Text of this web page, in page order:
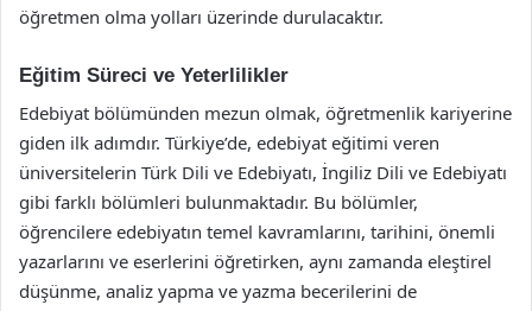
öğretmen olma yolları üzerinde durulacaktır.
Eğitim Süreci ve Yeterlilikler
Edebiyat bölümünden mezun olmak, öğretmenlik kariyerine
giden ilk adımdır. Türkiye’de, edebiyat eğitimi veren
üniversitelerin Türk Dili ve Edebiyatı, İngiliz Dili ve Edebiyatı
gibi farklı bölümleri bulunmaktadır. Bu bölümler,
öğrencilere edebiyatın temel kavramlarını, tarihini, önemli
yazarlarını ve eserlerini öğretirken, aynı zamanda eleştirel
düşünme, analiz yapma ve yazma becerilerini de